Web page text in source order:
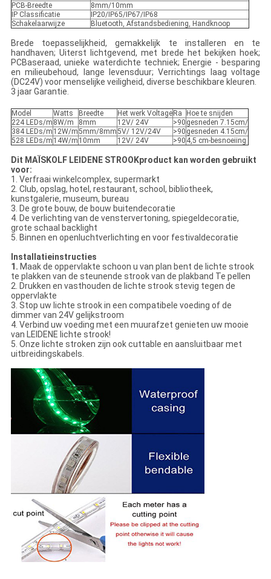
PCB-Breedte
8mm/10mm
IP Classificatie
IP20/IP65/IP67/IP68
Schakelaarwijze
Bluetooth, Afstandsbediening, Handknoop
Brede toepasselijkheid, gemakkelijk te installeren en te
handhaven; Uiterst lichtgevend, met brede het bekijken hoek;
PCBaseraad, unieke waterdichte techniek; Energie - besparing
en milieubehoud, lange levensduur; Verrichtings laag voltage
(DC24V) voor menselijke veiligheid, diverse beschikbare kleuren.
3 jaar Garantie.
Model Watts Breedte Het werk Voltage Ra
Hoe te snijden
224 LEDs/m 8W/m 8mm 12V/ 24V >90 gesneden 7.15cm/
384 LEDs/m 12W/m5mm/8mm5V/ 12V/24V >90 gesneden 4.15cm/
528 LEDs/m 14W/m 10mm 12V/ 24V >90 4,5 cm-besnoeiing
Dit MAÏSKOLF LEIDENE STROOKproduct kan worden gebruikt
voor:
1. Verfraai winkelcomplex, supermarkt
2. Club, opslag, hotel, restaurant, school, bibliotheek,
kunstgalerie, museum, bureau
3. De grote bouw, de bouw buitendecoratie
4. De verlichting van de venstervertoning, spiegeldecoratie,
grote schaal backlight
5. Binnen en openluchtverlichting en voor festivaldecoratie
Installatieinstructies
1. Maak de oppervlakte schoon u van plan bent de lichte strook
te plakken van de steunende strook van de plakband Te pellen
2. Drukken en vasthouden de lichte strook stevig tegen de
oppervlakte
3. Stop uw lichte strook in een compatibele voeding of de
dimmer van 24V gelijkstroom
4. Verbind uw voeding met een muurafzet genieten uw mooie
van LEIDENE lichte strook!
5. Onze lichte stroken zijn ook cuttable en aansluitbaar met
uitbreidingskabels.